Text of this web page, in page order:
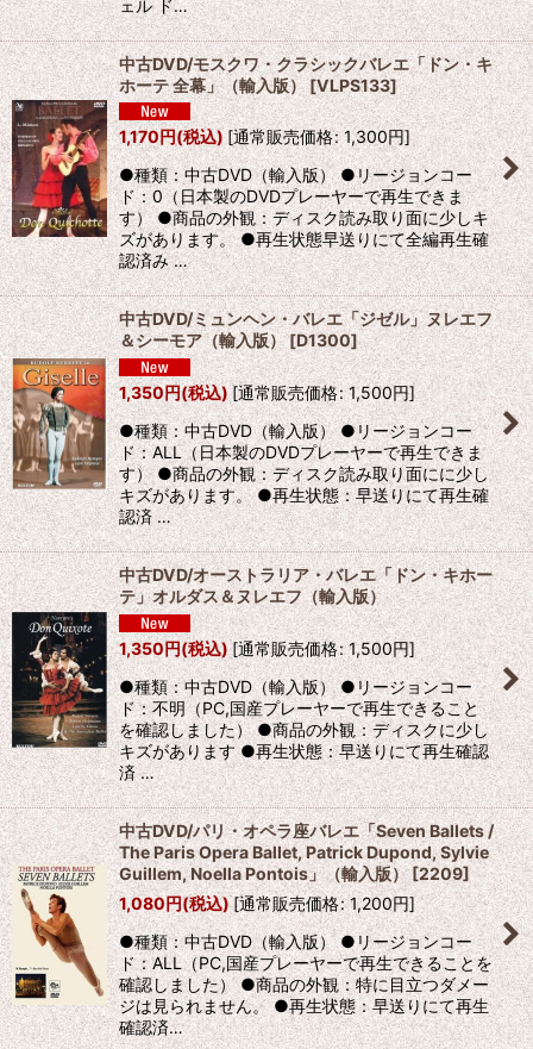
ェル ド…
中古DVD/モスクワ・クラシックバレエ「ドン・キ
ホーテ 全幕」（輸入版） [VLPS133]
1,170円(税込) [通常販売価格: 1,300円]
●種類：中古DVD（輸入版） ●リージョンコー
ド：0（日本製のDVDプレーヤーで再生できま
す） ●商品の外観：ディスク読み取り面に少しキ
ズがあります。 ●再生状態早送りにて全編再生確
認済み …
中古DVD/ミュンヘン・バレエ「ジゼル」ヌレエフ
＆シーモア（輸入版） [D1300]
1,350円(税込) [通常販売価格: 1,500円]
●種類：中古DVD（輸入版） ●リージョンコー
ド：ALL（日本製のDVDプレーヤーで再生できま
す） ●商品の外観：ディスク読み取り面にに少し
キズがあります。 ●再生状態：早送りにて再生確
認済 …
中古DVD/オーストラリア・バレエ「ドン・キホー
テ」オルダス＆ヌレエフ（輸入版）
1,350円(税込) [通常販売価格: 1,500円]
●種類：中古DVD（輸入版） ●リージョンコー
ド：不明（PC,国産プレーヤーで再生できること
を確認しました） ●商品の外観：ディスクに少し
キズがあります ●再生状態：早送りにて再生確認
済 …
中古DVD/パリ・オペラ座バレエ「Seven Ballets /
The Paris Opera Ballet, Patrick Dupond, Sylvie
Guillem, Noella Pontois」（輸入版）[2209]
1,080円(税込) [通常販売価格: 1,200円]
●種類：中古DVD（輸入版） ●リージョンコー
ド：ALL（PC,国産プレーヤーで再生できることを
確認しました） ●商品の外観：特に目立つダメー
ジは見られません。 ●再生状態：早送りにて再生
確認済…